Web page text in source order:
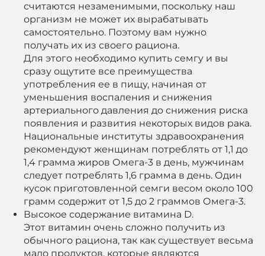
считаются незаменимыми, поскольку наш
организм не может их вырабатывать
самостоятельно. Поэтому вам нужно
получать их из своего рациона.
Для этого необходимо купить семгу и вы
сразу ощутите все преимущества
употребления ее в пищу, начиная от
уменьшения воспаления и снижения
артериального давления до снижения риска
появления и развития некоторых видов рака.
Национальные институты здравоохранения
рекомендуют женщинам потреблять от 1,1 до
1,4 грамма жиров Омега-3 в день, мужчинам
следует потреблять 1,6 грамма в день. Один
кусок приготовленной семги весом около 100
грамм содержит от 1,5 до 2 граммов Омега-3.
Высокое содержание витамина D.
Этот витамин очень сложно получить из
обычного рациона, так как существует весьма
мало продуктов, которые являются